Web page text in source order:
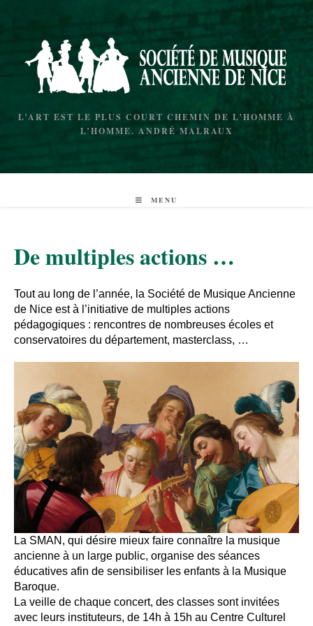
L’ART EST LE PLUS COURT CHEMIN DE L’HOMME À
L’HOMME. ANDRÉ MALRAUX
MENU
De multiples actions …
Tout au long de l’année, la Société de Musique Ancienne
de Nice est à l’initiative de multiples actions
pédagogiques : rencontres de nombreuses écoles et
conservatoires du département, masterclass, …
La SMAN, qui désire mieux faire connaître la musique
ancienne à un large public, organise des séances
éducatives afin de sensibiliser les enfants à la Musique
Baroque.
La veille de chaque concert, des classes sont invitées
avec leurs instituteurs, de 14h à 15h au Centre Culturel